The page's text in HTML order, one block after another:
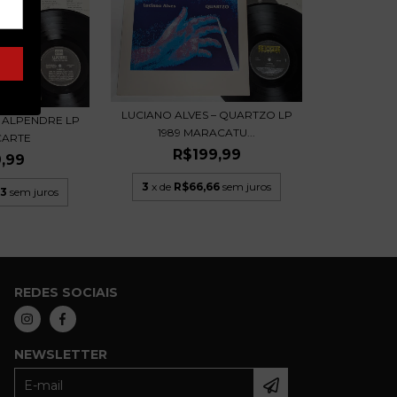
LP
sem juros
LUCIANO ALVES – QUARTZO LP
1989 MARACATU...
R$199,99
3 x de R$66,66 sem juros
REDES SOCIAIS
NEWSLETTER